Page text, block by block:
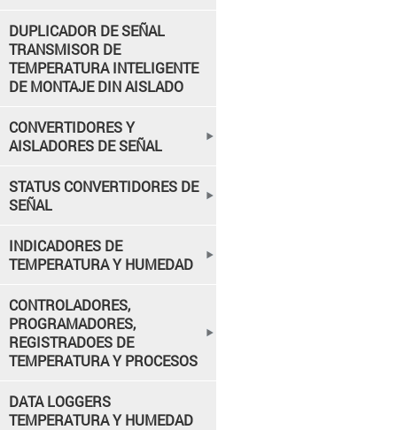
DUPLICADOR DE SEÑAL
TRANSMISOR DE
TEMPERATURA INTELIGENTE
DE MONTAJE DIN AISLADO
CONVERTIDORES Y
AISLADORES DE SEÑAL
STATUS CONVERTIDORES DE
SEÑAL
INDICADORES DE
TEMPERATURA Y HUMEDAD
CONTROLADORES,
PROGRAMADORES,
REGISTRADOES DE
TEMPERATURA Y PROCESOS
DATA LOGGERS
TEMPERATURA Y HUMEDAD